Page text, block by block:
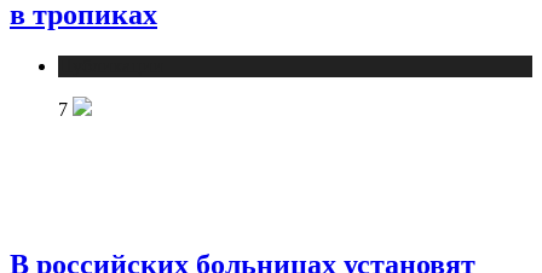
в тропиках
7
В российских больницах установят